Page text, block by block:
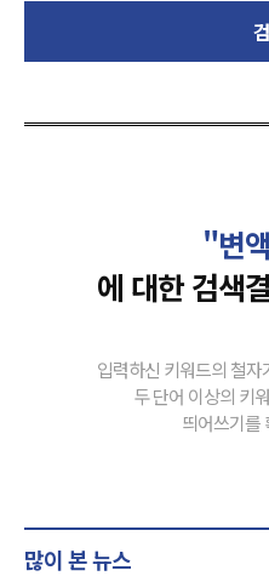
"변
에 대한 검색
입력하신 키워드의 철
두 단어 이상의 키
띄어쓰기를
많이 본 뉴스